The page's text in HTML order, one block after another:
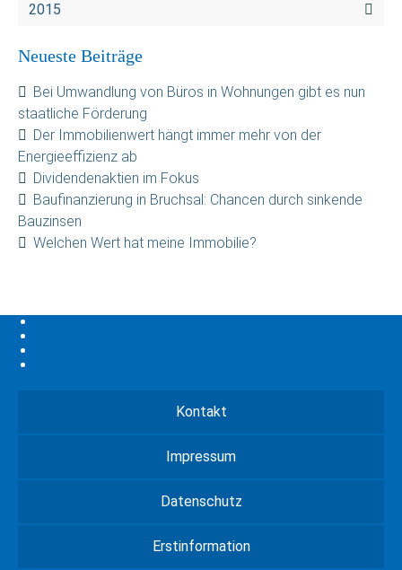
2015
Neueste Beiträge
Bei Umwandlung von Büros in Wohnungen gibt es nun
staatliche Förderung
Der Immobilienwert hängt immer mehr von der
Energieeffizienz ab
Dividendenaktien im Fokus
Baufinanzierung in Bruchsal: Chancen durch sinkende
Bauzinsen
Welchen Wert hat meine Immobilie?
Kontakt
Impressum
Datenschutz
Erstinformation